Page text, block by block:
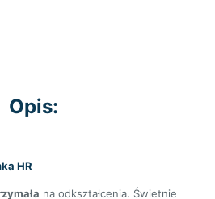
Opis:
HR
na odkształcenia. Świetnie